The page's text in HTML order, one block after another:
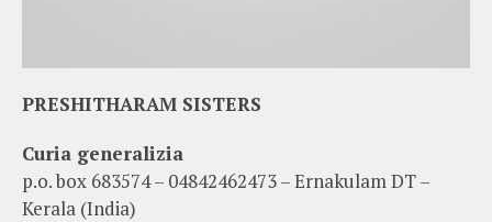
PRESHITHARAM SISTERS
Curia generalizia
p.o. box 683574 – 04842462473 – Ernakulam DT –
Kerala (India)